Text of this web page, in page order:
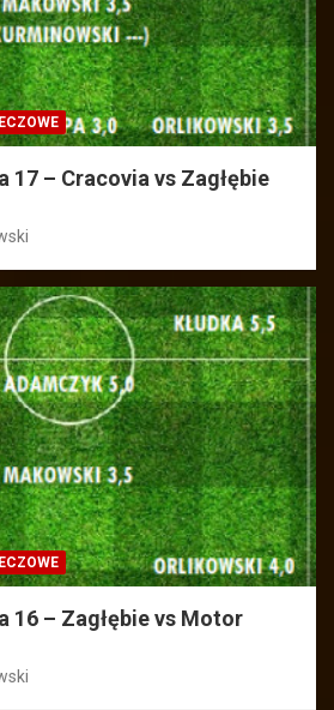
17 – Cracovia vs Zagłębie
16 – Zagłębie vs Motor